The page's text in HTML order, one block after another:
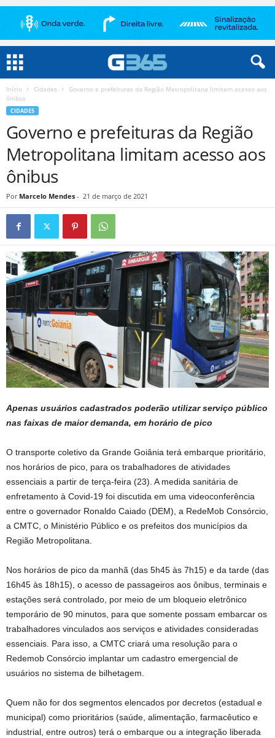
Início Cidades
Governo e prefeituras da Região Metropolitana limitam acesso aos
ônibus
CIDADES
Governo e prefeituras da Região
Metropolitana limitam acesso aos
ônibus
Por Marcelo Mendes - 21 de março de 2021
Apenas usuários cadastrados poderão utilizar serviço público
nas faixas de maior demanda, em horário de pico
O transporte coletivo da Grande Goiânia terá embarque prioritário,
nos horários de pico, para os trabalhadores de atividades
essenciais a partir de terça-feira (23). A medida sanitária de
enfretamento à Covid-19 foi discutida em uma videoconferência
entre o governador Ronaldo Caiado (DEM), a RedeMob Consórcio,
a CMTC, o Ministério Público e os prefeitos dos municípios da
Região Metropolitana.
Nos horários de pico da manhã (das 5h45 às 7h15) e da tarde (das
16h45 às 18h15), o acesso de passageiros aos ônibus, terminais e
estações será controlado, por meio de um bloqueio eletrônico
temporário de 90 minutos, para que somente possam embarcar os
trabalhadores vinculados aos serviços e atividades consideradas
essenciais. Para isso, a CMTC criará uma resolução para o
Redemob Consórcio implantar um cadastro emergencial de
usuários no sistema de bilhetagem.
Quem não for dos segmentos elencados por decretos (estadual e
municipal) como prioritários (saúde, alimentação, farmacêutico e
industrial, entre outros) terá o embarque ou a integração liberada